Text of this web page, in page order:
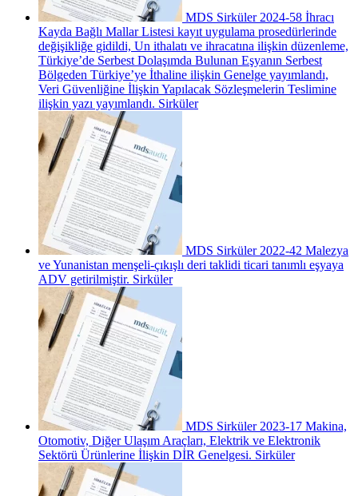
MDS Sirküler 2024-58 İhracı
Kayda Bağlı Mallar Listesi kayıt uygulama prosedürlerinde
değişikliğe gidildi, Un ithalatı ve ihracatına ilişkin düzenleme,
Türkiye’de Serbest Dolaşımda Bulunan Eşyanın Serbest
Bölgeden Türkiye’ye İthaline ilişkin Genelge yayımlandı,
Veri Güvenliğine İlişkin Yapılacak Sözleşmelerin Teslimine
ilişkin yazı yayımlandı. Sirküler
MDS Sirküler 2022-42 Malezya
ve Yunanistan menşeli-çıkışlı deri taklidi ticari tanımlı eşyaya
ADV getirilmiştir. Sirküler
MDS Sirküler 2023-17 Makina,
Otomotiv, Diğer Ulaşım Araçları, Elektrik ve Elektronik
Sektörü Ürünlerine İlişkin DİR Genelgesi. Sirküler